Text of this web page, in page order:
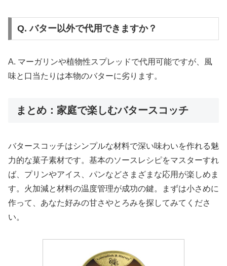
Q. バター以外で代用できますか？
A. マーガリンや植物性スプレッドで代用可能ですが、風
味と口当たりは本物のバターに劣ります。
まとめ：家庭で楽しむバタースコッチ
バタースコッチはシンプルな材料で深い味わいを作れる魅
力的な菓子素材です。基本のソースレシピをマスターすれ
ば、プリンやアイス、パンなどさまざまな応用が楽しめま
す。火加減と材料の温度管理が成功の鍵。まずは小さめに
作って、あなた好みの甘さやとろみを探してみてくださ
い。